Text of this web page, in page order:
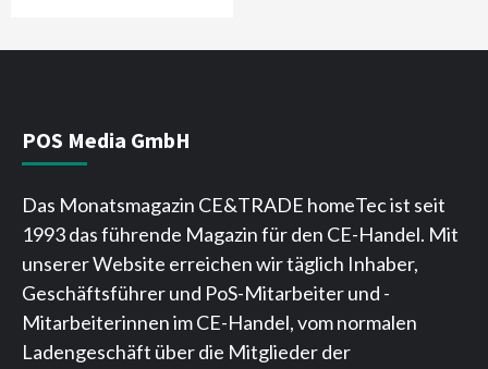
POS Media GmbH
Das Monatsmagazin CE&TRADE homeTec ist seit
1993 das führende Magazin für den CE-Handel. Mit
unserer Website erreichen wir täglich Inhaber,
Geschäftsführer und PoS-Mitarbeiter und -
Mitarbeiterinnen im CE-Handel, vom normalen
Ladengeschäft über die Mitglieder der